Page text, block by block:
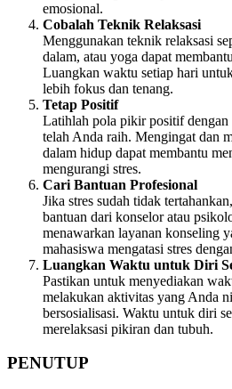
emosional.
Cobalah Teknik Relaksasi
Menggunakan teknik relaksasi
dalam, atau yoga dapat
Luangkan waktu setiap hari
lebih fokus dan tenang.
Tetap Positif
Latihlah pola pikir positif dengan
telah Anda raih. Mengingat dan
dalam hidup dapat membantu
mengurangi stres.
Cari Bantuan Profesional
Jika stres sudah tidak
bantuan dari konselor atau
menawarkan layanan konseling
mahasiswa mengatasi stres
Luangkan Waktu untuk Diri
Pastikan untuk menyediakan
melakukan aktivitas yang Anda
bersosialisasi. Waktu untuk diri
merelaksasi pikiran dan tubuh.
PENUTUP